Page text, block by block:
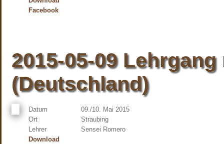
Facebook
2015-05-09
(Deutschland)
Datum
09./10. Mai 2015
Ort
Straubing
Lehrer
Sensei Romero
Download